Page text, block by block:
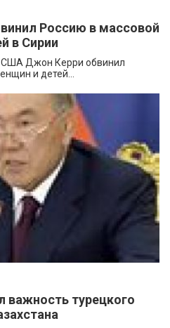
Россию в массовой
в Сирии
США Джон Керри обвинил
и детей...
важность турецкого